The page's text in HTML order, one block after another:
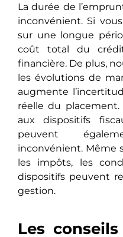
La durée de
inconvénient. Si
sur une longue
coût total du
financière. Dе plus,
les évolutions de
augmente
réelle du placement.
aux dispositifs
peuvent
inconvénient. Même
les impôts, les
dispositifs peuvent
gestion.
Les